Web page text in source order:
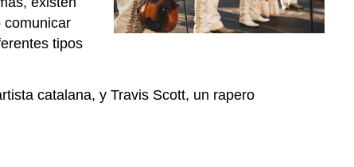
comunicar
tipos
catalana, y Travis Scott, un rapero